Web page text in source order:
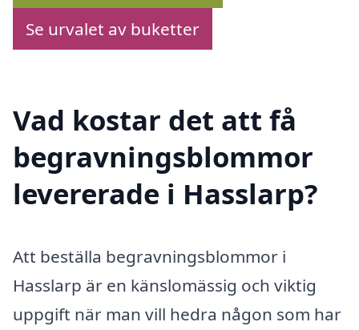
Se urvalet av buketter
Vad kostar det att få
begravningsblommor
levererade i Hasslarp?
Att beställa begravningsblommor i
Hasslarp är en känslomässig och viktig
uppgift när man vill hedra någon som har